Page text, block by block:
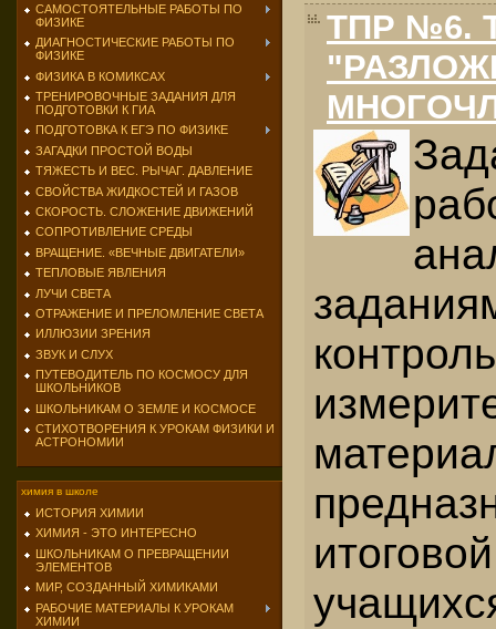
САМОСТОЯТЕЛЬНЫЕ РАБОТЫ ПО
ФИЗИКЕ
ДИАГНОСТИЧЕСКИЕ РАБОТЫ ПО
ФИЗИКЕ
ФИЗИКА В КОМИКСАХ
ТРЕНИРОВОЧНЫЕ ЗАДАНИЯ ДЛЯ
ПОДГОТОВКИ К ГИА
ПОДГОТОВКА К ЕГЭ ПО ФИЗИКЕ
ЗАГАДКИ ПРОСТОЙ ВОДЫ
ТЯЖЕСТЬ И ВЕС. РЫЧАГ. ДАВЛЕНИЕ
СВОЙСТВА ЖИДКОСТЕЙ И ГАЗОВ
СКОРОСТЬ. СЛОЖЕНИЕ ДВИЖЕНИЙ
СОПРОТИВЛЕНИЕ СРЕДЫ
ВРАЩЕНИЕ. «ВЕЧНЫЕ ДВИГАТЕЛИ»
ТЕПЛОВЫЕ ЯВЛЕНИЯ
ЛУЧИ СВЕТА
ОТРАЖЕНИЕ И ПРЕЛОМЛЕНИЕ СВЕТА
ИЛЛЮЗИИ ЗРЕНИЯ
ЗВУК И СЛУХ
ПУТЕВОДИТЕЛЬ ПО КОСМОСУ ДЛЯ
ШКОЛЬНИКОВ
ШКОЛЬНИКАМ О ЗЕМЛЕ И КОСМОСЕ
СТИХОТВОРЕНИЯ К УРОКАМ ФИЗИКИ И
АСТРОНОМИИ
химия в школе
ИСТОРИЯ ХИМИИ
ХИМИЯ - ЭТО ИНТЕРЕСНО
ШКОЛЬНИКАМ О ПРЕВРАЩЕНИИ
ЭЛЕМЕНТОВ
МИР, СОЗДАННЫЙ ХИМИКАМИ
РАБОЧИЕ МАТЕРИАЛЫ К УРОКАМ
ХИМИИ
ТПР №6.